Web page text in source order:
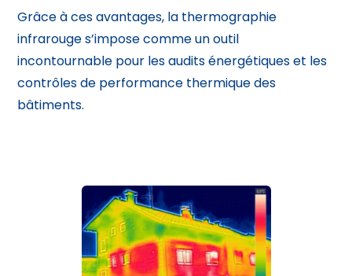
Grâce à ces avantages, la thermographie
infrarouge s’impose comme un outil
incontournable pour les audits énergétiques et les
contrôles de performance thermique des
bâtiments.